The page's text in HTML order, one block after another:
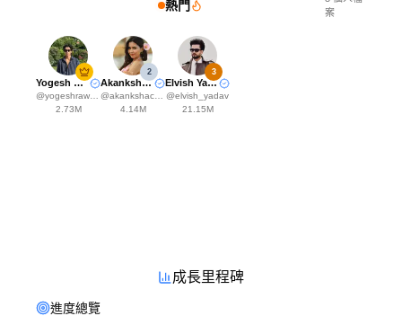
熱門
案
Yogesh Rawat
@yogeshrawat04
2.73M
2
Akanksha Choudhary
@akankshachoudhary_official
4.14M
3
Elvish Yadavv
@elvish_yadav
21.15M
成長里程碑
進度總覽